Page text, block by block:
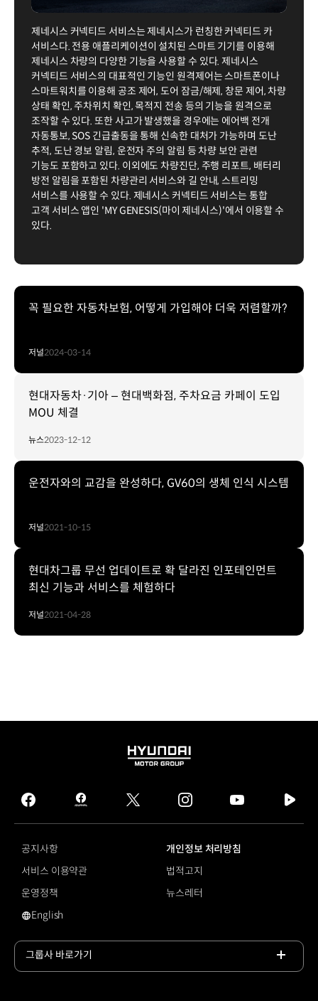
제네시스 커넥티드 서비스는 제네시스가 런칭한 커넥티드 카
서비스다. 전용 애플리케이션이 설치된 스마트 기기를 이용해
제네시스 차량의 다양한 기능을 사용할 수 있다. 제네시스
커넥티드 서비스의 대표적인 기능인 원격제어는 스마트폰이나
스마트워치를 이용해 공조 제어, 도어 잠금/해제, 창문 제어, 차량
상태 확인, 주차위치 확인, 목적지 전송 등의 기능을 원격으로
조작할 수 있다. 또한 사고가 발생했을 경우에는 에어백 전개
자동통보, SOS 긴급출동을 통해 신속한 대처가 가능하며 도난
추적, 도난 경보 알림, 운전자 주의 알림 등 차량 보안 관련
기능도 포함하고 있다. 이외에도 차량진단, 주행 리포트, 배터리
방전 알림을 포함된 차량관리 서비스와 길 안내, 스트리밍
서비스를 사용할 수 있다. 제네시스 커넥티드 서비스는 통합
고객 서비스 앱인 'MY GENESIS(마이 제네시스)'에서 이용할 수
있다.
꼭 필요한 자동차보험, 어떻게 가입해야 더욱 저렴할까?
저널2024-03-14
현대자동차·기아 – 현대백화점, 주차요금 카페이 도입
MOU 체결
뉴스2023-12-12
운전자와의 교감을 완성하다, GV60의 생체 인식 시스템
저널2021-10-15
현대차그룹 무선 업데이트로 확 달라진 인포테인먼트
최신 기능과 서비스를 체험하다
저널2021-04-28
HYUNDAI
GROUP
facebook
hmg
journal
twitter instagram
tv
공지사항
개인정보 처리방침
서비스 이용약관
법적고지
운영정책
뉴스레터
제네시스 커넥티드 서비스
English
그룹사 바로가기